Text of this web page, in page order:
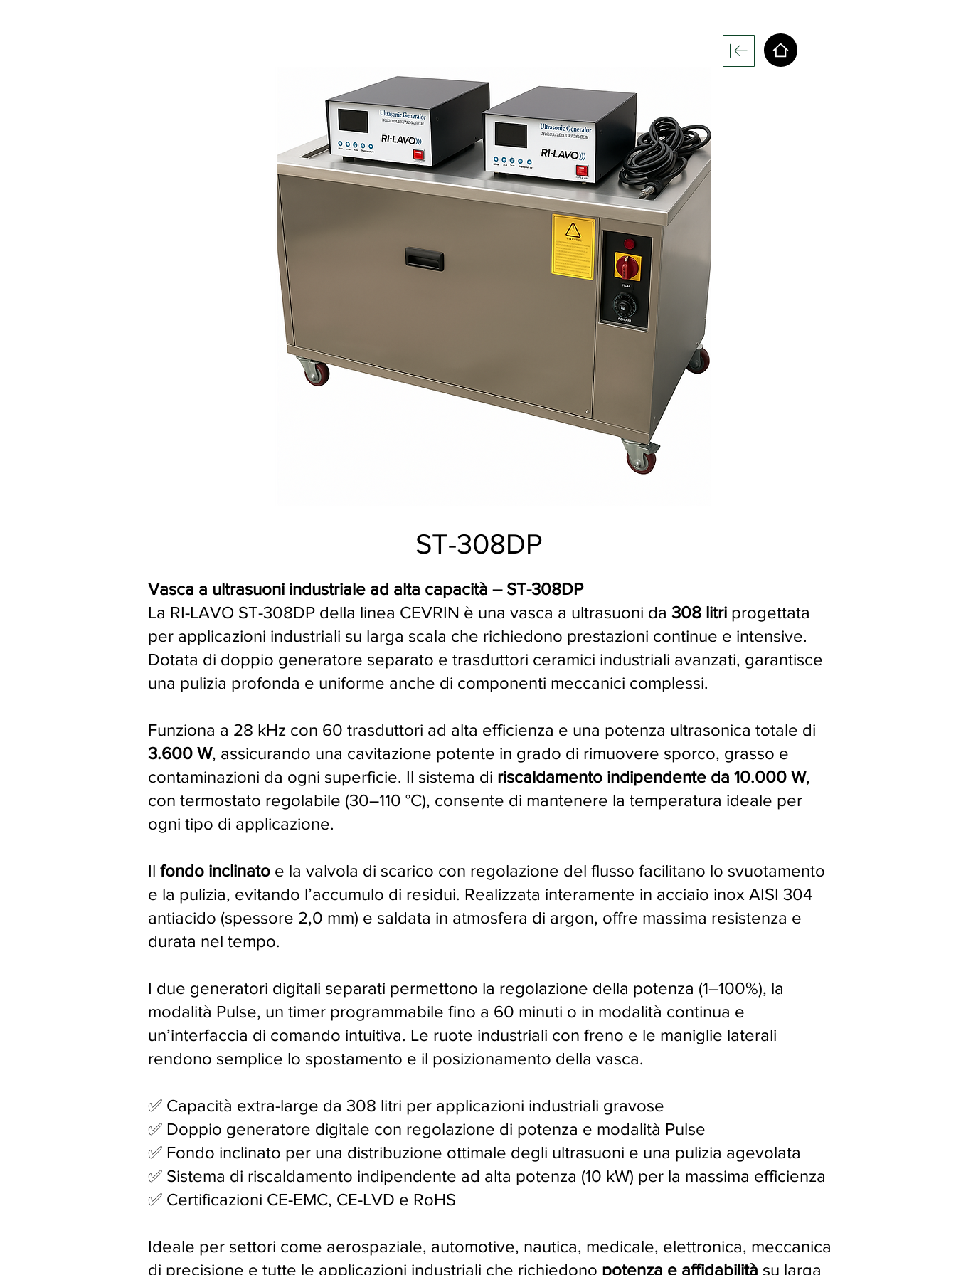
ST-308DP
Vasca a ultrasuoni industriale ad alta capacità – ST-308DP
La RI-LAVO ST-308DP della linea CEVRIN è una vasca a ultrasuoni da 308 litri progettata
per applicazioni industriali su larga scala che richiedono prestazioni continue e intensive.
Dotata di doppio generatore separato e trasduttori ceramici industriali avanzati, garantisce
una pulizia profonda e uniforme anche di componenti meccanici complessi.
Funziona a 28 kHz con 60 trasduttori ad alta efficienza e una potenza ultrasonica totale di
3.600 W, assicurando una cavitazione potente in grado di rimuovere sporco, grasso e
contaminazioni da ogni superficie. Il sistema di riscaldamento indipendente da 10.000 W,
con termostato regolabile (30–110 °C), consente di mantenere la temperatura ideale per
ogni tipo di applicazione.
Il fondo inclinato e la valvola di scarico con regolazione del flusso facilitano lo svuotamento
e la pulizia, evitando l’accumulo di residui. Realizzata interamente in acciaio inox AISI 304
antiacido (spessore 2,0 mm) e saldata in atmosfera di argon, offre massima resistenza e
durata nel tempo.
I due generatori digitali separati permettono la regolazione della potenza (1–100%), la
modalità Pulse, un timer programmabile fino a 60 minuti o in modalità continua e
un’interfaccia di comando intuitiva. Le ruote industriali con freno e le maniglie laterali
rendono semplice lo spostamento e il posizionamento della vasca.
✅ Capacità extra-large da 308 litri per applicazioni industriali gravose
✅ Doppio generatore digitale con regolazione di potenza e modalità Pulse
✅ Fondo inclinato per una distribuzione ottimale degli ultrasuoni e una pulizia agevolata
✅ Sistema di riscaldamento indipendente ad alta potenza (10 kW) per la massima efficienza
✅ Certificazioni CE-EMC, CE-LVD e RoHS
Ideale per settori come aerospaziale, automotive, nautica, medicale, elettronica, meccanica
di precisione e tutte le applicazioni industriali che richiedono potenza e affidabilità su larga